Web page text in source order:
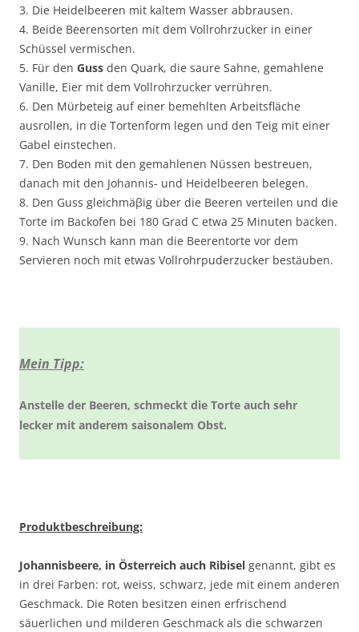
3. Die Heidelbeeren mit kaltem Wasser abbrausen.
4. Beide Beerensorten mit dem Vollrohrzucker in einer
Schüssel vermischen.
5. Für den Guss den Quark, die saure Sahne, gemahlene
Vanille, Eier mit dem Vollrohrzucker verrühren.
6. Den Mürbeteig auf einer bemehlten Arbeitsfläche
ausrollen, in die Tortenform legen und den Teig mit einer
Gabel einstechen.
7. Den Boden mit den gemahlenen Nüssen bestreuen,
danach mit den Johannis- und Heidelbeeren belegen.
8. Den Guss gleichmäβig über die Beeren verteilen und die
Torte im Backofen bei 180 Grad C etwa 25 Minuten backen.
9. Nach Wunsch kann man die Beerentorte vor dem
Servieren noch mit etwas Vollrohrpuderzucker bestäuben.
Mein Tipp:
Anstelle der Beeren, schmeckt die Torte auch sehr
lecker mit anderem saisonalem Obst.
Produktbeschreibung:
Johannisbeere, in Österreich auch Ribisel genannt, gibt es
in drei Farben: rot, weiss, schwarz, jede mit einem anderen
Geschmack. Die Roten besitzen einen erfrischend
säuerlichen und milderen Geschmack als die schwarzen